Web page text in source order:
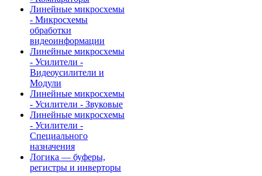
Линейные микросхемы
- Микросхемы
обработки
видеоинформации
Линейные микросхемы
- Усилители -
Видеоусилители и
Модули
Линейные микросхемы
- Усилители - Звуковые
Линейные микросхемы
- Усилители -
Специального
назначения
Логика — буферы,
регистры и инверторы